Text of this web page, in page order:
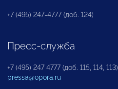
+7 (495) 247-4777 (доб. 124)
Пресс-служба
+7 (495) 247 4777 (доб. 115, 114, 113)
pressa@opora.ru